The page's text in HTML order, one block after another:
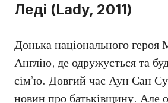
Леді (Lady, 2011)
Донька національного героя
Англію, де одружується та
сім’ю. Довгий час Аун Сан
новин про батьківщину. Але